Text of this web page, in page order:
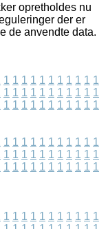
opretholdes nu
der er
de anvendte data.
1 1 1 1 1 1 1 1 1 1 1
1 1 1 1 1 1 1 1 1 1 1
1 1 1 1 1 1 1 1 1 1 1
1 1 1 1 1 1 1 1 1 1 1
1 1 1 1 1 1 1 1 1 1 1
1 1 1 1 1 1 1 1 1 1 1
1 1 1 1 1 1 1 1 1 1 1